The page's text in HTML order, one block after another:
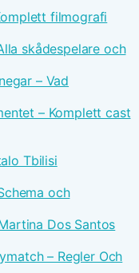
filmografi
skådespelare och
– Vad
– Komplett cast
Tbilisi
och
Dos Santos
– Regler Och